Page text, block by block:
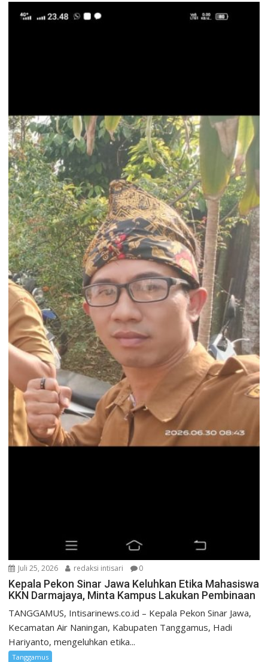
Juli 25, 2026 redaksi intisari 0
Kepala Pekon Sinar Jawa Keluhkan Etika Mahasiswa
KKN Darmajaya, Minta Kampus Lakukan Pembinaan
TANGGAMUS, Intisarinews.co.id – Kepala Pekon Sinar Jawa,
Kecamatan Air Naningan, Kabupaten Tanggamus, Hadi
Hariyanto, mengeluhkan etika...
Tanggamus